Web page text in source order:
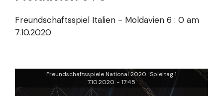
Freundschaftsspiel Italien - Moldavien 6 : 0 am
7.10.2020
Freundschaftsspiele National 2020 | Spieltag 1
7.10.2020 - 17:45